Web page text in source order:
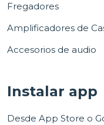
Fregadores
Amplificadores de
Accesorios de audio
Instalar app
Desde App Store o